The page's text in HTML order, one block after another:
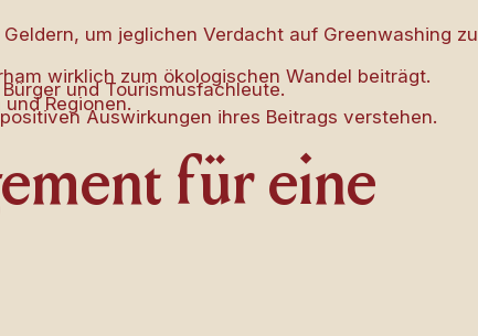
um jeglichen Verdacht auf Greenwashing zu
wirklich zum ökologischen Wandel beiträgt.
und Tourismusfachleute.
Regionen.
Auswirkungen ihres Beitrags verstehen.
für eine